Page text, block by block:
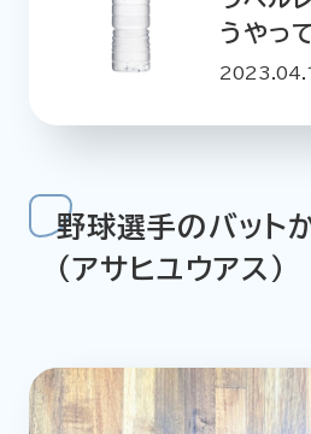
うやっ
野球選手のバット
（アサヒユウアス）